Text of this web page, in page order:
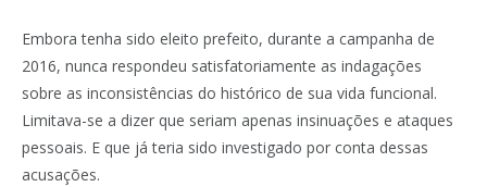
Embora tenha sido eleito prefeito, durante a campanha de
2016, nunca respondeu satisfatoriamente as indagações
sobre as inconsistências do histórico de sua vida funcional.
Limitava-se a dizer que seriam apenas insinuações e ataques
pessoais. E que já teria sido investigado por conta dessas
acusações.